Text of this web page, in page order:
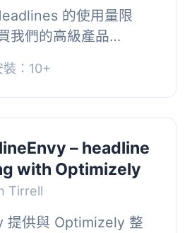
的使用量限
我們的高級產品
如果你網站訪問量
級版通過執行每個用戶
果...
裝：10+
– headline
with Optimizely
Tirrell
提供與 Optimizely 整